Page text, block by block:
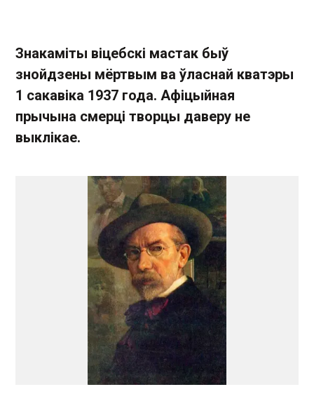
Знакаміты віцебскі мастак быў
знойдзены мёртвым ва ўласнай кватэры
1 сакавіка 1937 года. Афіцыйная
прычына смерці творцы даверу не
выклікае.